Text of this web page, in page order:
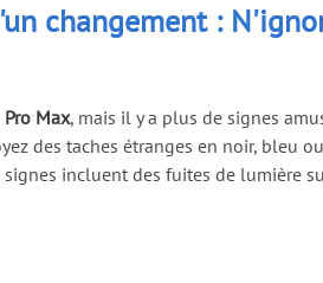
changement :
Max, mais il y a plus de signes
des taches étranges en noir, bleu
incluent des fuites de lumière